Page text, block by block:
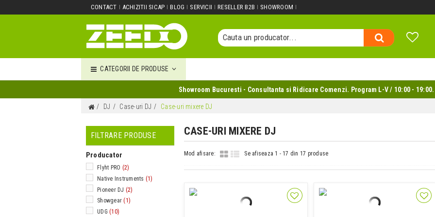
CONTACT ACHIZITII SICAP BLOG SERVICII RESELLER B2B SHOWROOM
Cauta un produs...
Cauta un producator...
CATEGORII DE PRODUSE
Showroom Bucuresti - Consultanta si Ridicare Comenzi. Program L-V / 10:00 -
DJ Case-uri DJ Case-uri mixere DJ
FILTRARE PRODUSE
Producator
Flyht PRO (2)
Native Instruments (1)
Pioneer DJ (2)
Showgear (1)
UDG (10)
CASE-URI MIXERE DJ
Mod afisare: Se afiseaza 1 - 17 din 17 produse